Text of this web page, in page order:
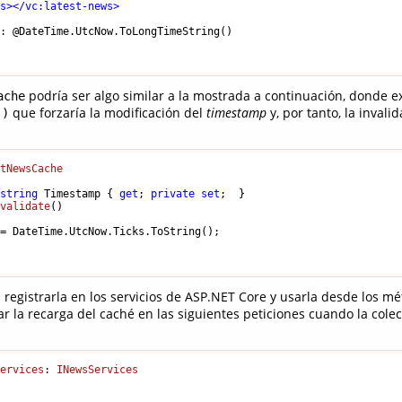
></vc:latest-news>
@DateTime.UtcNow.ToLongTimeString()
podría ser algo similar a la mostrada a continuación, donde
que forzaría la modificación del timestampy, por tanto, la
string Timestamp { get ; private set ;  }
()
DateTime.UtcNow.Ticks.ToString();
en los servicios de ASP.NET Core y usarla desde los
la recarga del caché en las siguientes peticiones cuando la
: INewsServices